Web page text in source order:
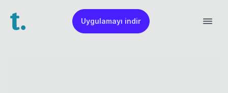
Uygulamayı indir